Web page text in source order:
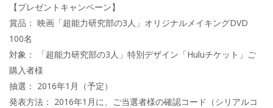
【プレゼントキャンペーン】
賞品： 映画「超能力研究部の3人」オリジナルメイキングDVD
100名
対象： 「超能力研究部の3人」特別デザイン「Huluチケット」ご
購入者様
抽選： 2016年1月（予定）
発表方法： 2016年1月に、ご当選者様の確認コード（シリアルコ